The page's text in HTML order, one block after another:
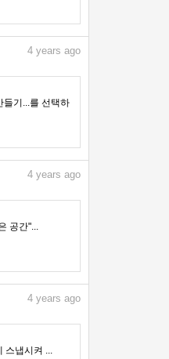
4 years ago
들기...를 선택하
4 years ago
공간"...
4 years ago
스냅시켜 ...